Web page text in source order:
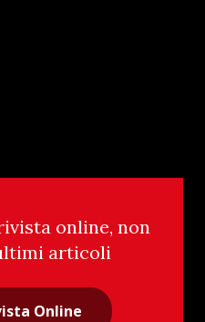
online, non
articoli
Online